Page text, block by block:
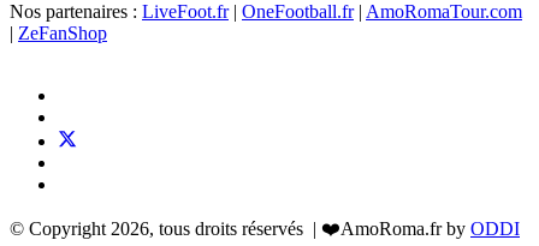
Nos partenaires : LiveFoot.fr| OneFootball.fr| AmoRomaTour.com
| ZeFanShop
© Copyright 2026, tous droits réservés | ❤️AmoRoma.fr by ODDI